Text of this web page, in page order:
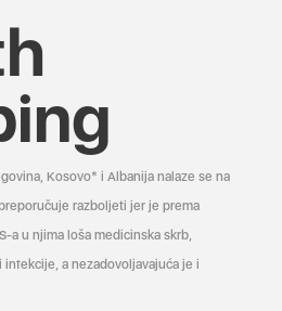
Kosovo* i Albanija nalaze se na
razboljeti jer je prema
a u njima loša medicinska skrb,
a nezadovoljavajuća je i